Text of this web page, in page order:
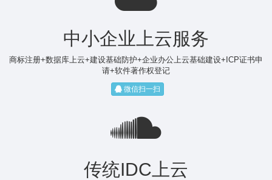
中小企业上云服务
商标注册+数据库上云+建设基础防护+企业办公上云基础建设+ICP证书申
请+软件著作权登记
微信扫一扫
传统IDC上云